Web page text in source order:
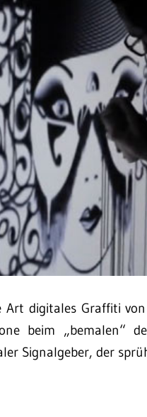
digitales Graffiti
beim „bemalen“
Signalgeber, der